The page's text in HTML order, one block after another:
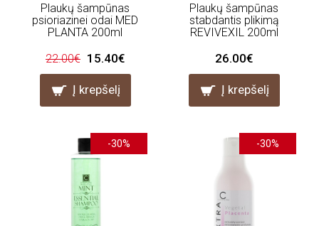
Plaukų šampūnas
psioriazinei odai MED
PLANTA 200ml
22.00€ 15.40€
Į krepšelį
Plaukų šampūnas
stabdantis plikimą
REVIVEXIL 200ml
26.00€
Į krepšelį
-30% -30%